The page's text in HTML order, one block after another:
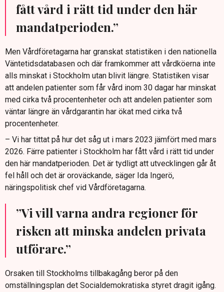
fått vård i rätt tid under den här
mandatperioden.”
Men Vårdföretagarna har granskat statistiken i den nationella
Väntetidsdatabasen och där framkommer att vårdköerna inte
alls minskat i Stockholm utan blivit längre. Statistiken visar
att andelen patienter som får vård inom 30 dagar har minskat
med cirka två procentenheter och att andelen patienter som
väntar längre än vårdgarantin har ökat med cirka två
procentenheter.
– Vi har tittat på hur det såg ut i mars 2023 jämfört med mars
2026. Färre patienter i Stockholm har fått vård i rätt tid under
den här mandatperioden. Det är tydligt att utvecklingen går åt
fel håll och det är oroväckande, säger Ida Ingerö,
näringspolitisk chef vid Vårdföretagarna.
”Vi vill varna andra regioner för
risken att minska andelen privata
utförare.”
Orsaken till Stockholms tillbakagång beror på den
omställningsplan det Socialdemokratiska styret dragit igång.